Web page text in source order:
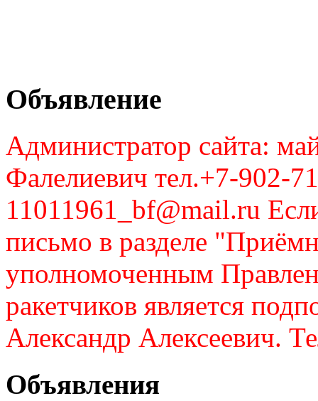
Объявление
Администратор сайта:
Фалелиевич тел.+7-902-
11011961_bf@mail.ru
письмо в разделе
уполномоченным
ракетчиков является
Александр Алексеевич.
Объявления